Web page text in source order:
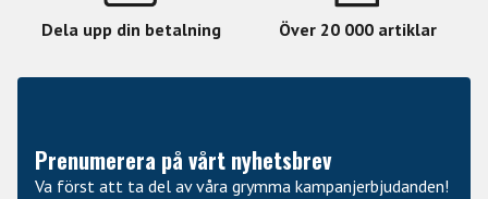
Dela upp din betalning Över 20 000 artiklar
Prenumerera på vårt nyhetsbrev
Va först att ta del av våra grymma kampanjerbjudanden!